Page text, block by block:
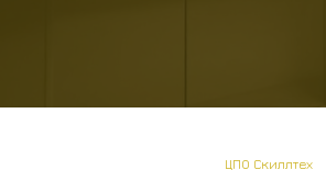
ЦПО Скиллтех